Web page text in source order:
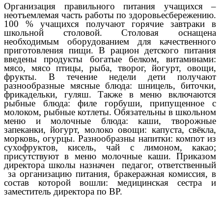
Организация правильного питания учащихся –
неотъемлемая часть работы по здоровьесбережению.
100 % учащихся получают горячие завтраки в
школьной столовой. Столовая оснащена
необходимым оборудованием для качественного
приготовления пищи. В рацион детского питания
введены продукты богатые белком, витаминами:
мясо, мясо птицы, рыба, творог, йогурт, овощи,
фрукты. В течение недели дети получают
разнообразные мясные блюда: шницель, биточки,
фрикадельки, гуляш. Также в меню включаются
рыбные блюда: филе горбуши, припущенное с
молоком, рыбные котлеты. Обязательны в школьном
меню и молочные блюда: каши, творожные
запеканки, йогурт, молоко овощи: капуста, свёкла,
морковь, огурцы. Разнообразны напитки: компот из
сухофруктов, кисель, чай с лимоном, какао;
присутствуют в меню молочные каши. Приказом
директора школы назначен педагог, ответственный
за организацию питания, бракеражная комиссия, в
состав которой вошли: медицинская сестра и
заместитель директора по ВР.